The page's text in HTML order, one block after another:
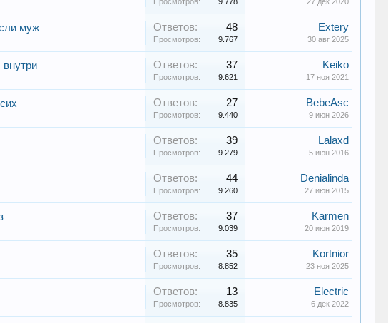
муж Ответов: 48
Просмотров: 9.767
Extery
30 авг 2025
Ответов: 37
Просмотров: 9.621
Keiko
17 ноя 2021
Ответов: 27
Просмотров: 9.440
BebeAsc
9 июн 2026
Ответов: 39
Просмотров: 9.279
Lalaxd
5 июн 2016
Ответов: 44
Просмотров: 9.260
Denialinda
27 июн 2015
— Ответов: 37
Просмотров: 9.039
Karmen
20 июн 2019
Ответов: 35
Просмотров: 8.852
Kortnior
23 ноя 2025
Ответов: 13
Просмотров: 8.835
Electric
6 дек 2022